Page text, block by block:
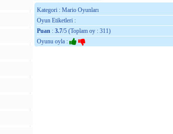
Kategori : Mario Oyunları
Oyun Etiketleri :
Puan : 3.7/5 (Toplam oy : 311)
Oyunu oyla :